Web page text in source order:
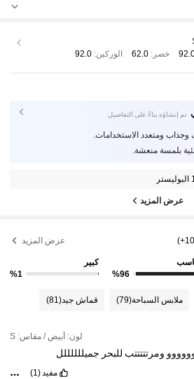
خصر: 62.0 الوركين: 92.0
تم إنشاؤه بناءً على التفاصيل
ومتعدد الاستخدامات.
بلمسة منعشة.
عرض المزيد
عرض المزيد
%96
كبير
%1
ملابس السباحة(79) قماش جيد(81)
لون: أبيض / مقاس: S
ومرتتتتتب للبحر جميللللللل
مفيد (1)